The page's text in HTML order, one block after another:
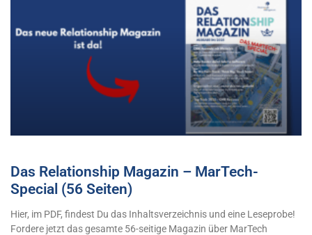
Das Relationship Magazin – MarTech-
Special (56 Seiten)
Hier, im PDF, findest Du das Inhaltsverzeichnis und eine Leseprobe!
Fordere jetzt das gesamte 56-seitige Magazin über MarTech